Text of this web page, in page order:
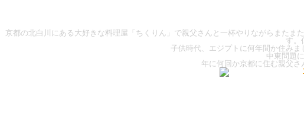
京都の北白川にある大好きな料理屋「ちくりん」で親父さんと一杯やりながらまた
す。
子供時代、エジプトに何年間か住み
中東問題
年に何回か京都に住む親父さ